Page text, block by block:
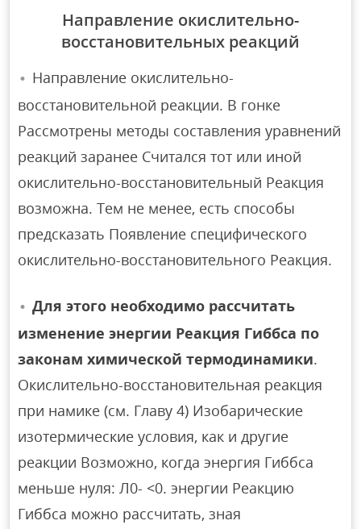
Направление окислительно-
восстановительных реакций
Направление окислительно-
восстановительной реакции. В гонке
Рассмотрены методы составления уравнений
реакций заранее Считался тот или иной
окислительно-восстановительный Реакция
возможна. Тем не менее, есть способы
предсказать Появление специфического
окислительно-восстановительного Реакция.
Для этого необходимо рассчитать
изменение энергии Реакция Гиббса по
законам химической термодинамики.
Окислительно-восстановительная реакция
при намике (см. Главу 4) Изобарические
изотермические условия, как и другие
реакции Возможно, когда энергия Гиббса
меньше нуля: Л0- <0. энергии Реакцию
Гиббса можно рассчитать, зная